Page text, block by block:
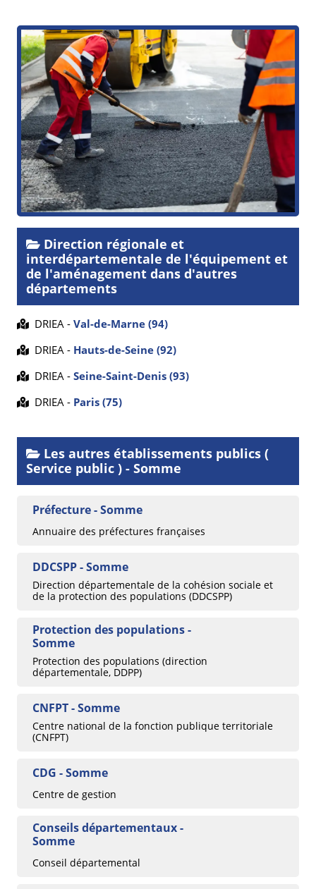
Direction régionale et
interdépartementale de l'équipement et
de l'aménagement dans d'autres
départements
DRIEA - Val-de-Marne (94)
DRIEA - Hauts-de-Seine (92)
DRIEA - Seine-Saint-Denis (93)
DRIEA - Paris (75)
Les autres établissements publics (
Service public ) - Somme
Préfecture - Somme
Annuaire des préfectures françaises
DDCSPP - Somme
Direction départementale de la cohésion sociale et
de la protection des populations (DDCSPP)
Protection des populations -
Somme
Protection des populations (direction
départementale, DDPP)
CNFPT - Somme
Centre national de la fonction publique territoriale
(CNFPT)
CDG - Somme
Centre de gestion
Conseils départementaux -
Somme
Conseil départemental